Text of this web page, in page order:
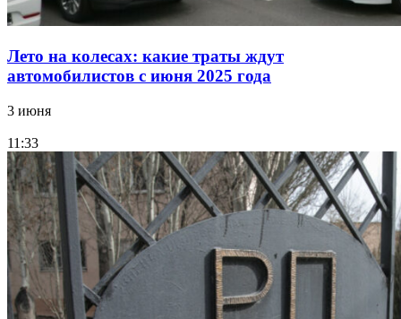
Лето на колесах: какие траты ждут
автомобилистов с июня 2025 года
3 июня
11:33